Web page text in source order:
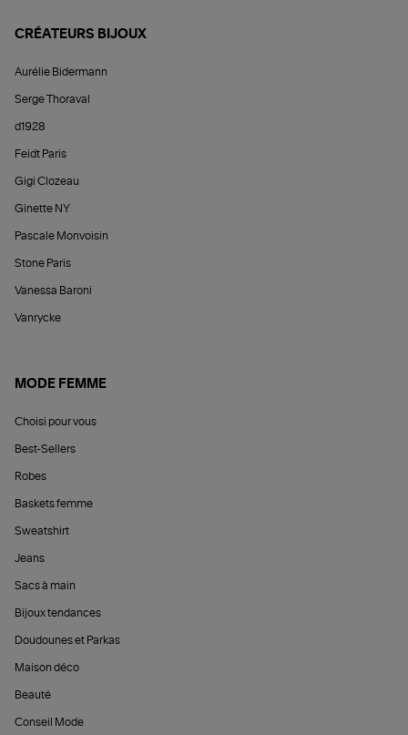
CRÉATEURS BIJOUX
Aurélie Bidermann
Serge Thoraval
d1928
Feidt Paris
Gigi Clozeau
Ginette NY
Pascale Monvoisin
Stone Paris
Vanessa Baroni
Vanrycke
MODE FEMME
Choisi pour vous
Best-Sellers
Robes
Baskets femme
Sweatshirt
Jeans
Sacs à main
Bijoux tendances
Doudounes et Parkas
Maison déco
Beauté
Conseil Mode